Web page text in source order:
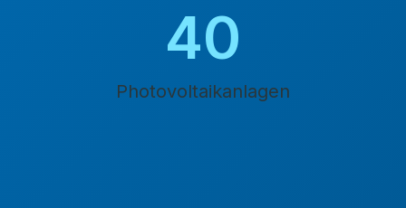
45
Photovoltaikanlagen